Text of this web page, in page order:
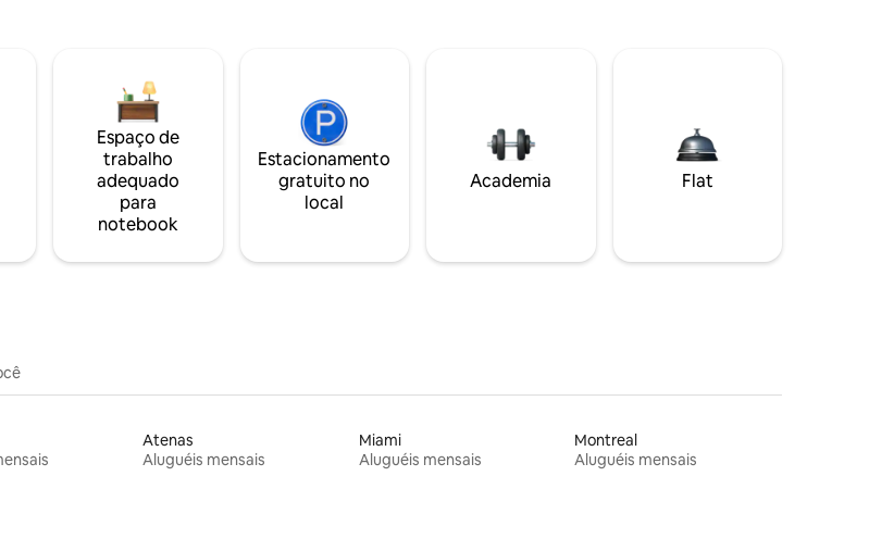
Espaço de
trabalho
adequado
para
notebook
Estacionamento
gratuito no
local
Academia Flat
Atenas
Aluguéis mensais
Miami
Aluguéis mensais
Montreal
Aluguéis mensais